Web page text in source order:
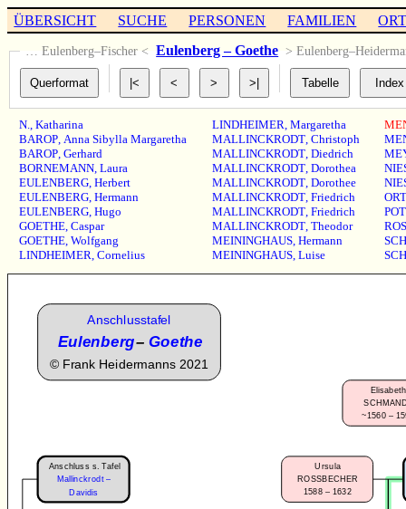
ÜBERSICHT SUCHE PERSONEN FAMILIEN
… Eulenberg–Fischer < Eulenberg – Goethe >
N.,Katharina
BAROP,Anna Sibylla Margaretha
BAROP,Gerhard
BORNEMANN,Laura
EULENBERG,Herbert
EULENBERG,Hermann
EULENBERG,Hugo
GOETHE,Caspar
GOETHE,Wolfgang
LINDHEIMER,Cornelius
LINDHEIMER, Margaretha
MALLINCKRODT, Christoph
MALLINCKRODT, Diedrich
MALLINCKRODT, Dorothea
MALLINCKRODT, Dorothee
MALLINCKRODT, Friedrich
MALLINCKRODT, Friedrich
MALLINCKRODT, Theodor
MEININGHAUS, Hermann
MEININGHAUS, Luise
Elisabeth
~1560 –
Ursula
ROSSBECHER
1588 – 1632
Anschluss s. Tafel
Mallinckrodt –
Davidis
Anschlusstafel
Eulenberg– Goethe
© Frank Heidermanns 2021